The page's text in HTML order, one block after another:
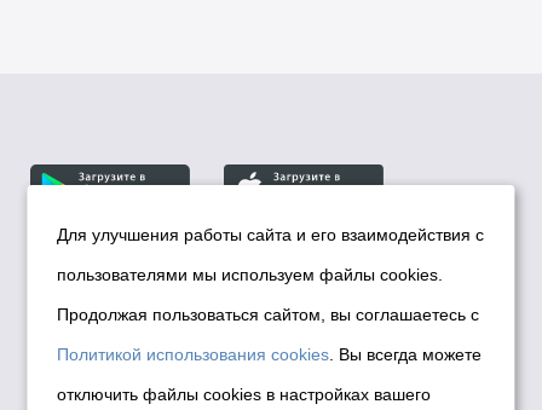
© Департамент информационной политики мэрии
города Новосибирска, 2026
Политика использования Cookies
Политика по обработке персональных
Для улучшения работы сайта и его взаимодействия с
пользователями мы используем файлы cookies.
Продолжая пользоваться сайтом, вы соглашаетесь с
Политикой использования cookies . Вы всегда можете
отключить файлы cookies в настройках вашего